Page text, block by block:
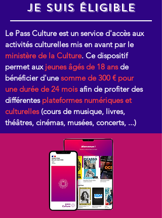
JE Suis éligible
Le Pass Culture est un service d'accès aux
activités culturelles mis en avant par le
ministère de la Culture. Ce dispositif
permet aux jeunes âgés de 18 ansde
bénéficier d'unesomme de 300 € pour
une durée de 24 mois afin de profiter des
différentes plateformes numériques et
culturelles (cours de musique, livres,
théâtres, cinémas, musées, concerts, ...)